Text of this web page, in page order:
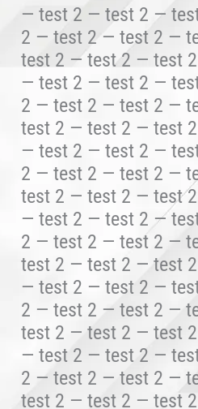
— test 2 — test 2 —
2 — test 2 — test 2 —
test 2 — test 2 — test
— test 2 — test 2 —
2 — test 2 — test 2 —
test 2 — test 2 — test
— test 2 — test 2 —
2 — test 2 — test 2 —
test 2 — test 2 — test
— test 2 — test 2 —
2 — test 2 — test 2 —
test 2 — test 2 — test
— test 2 — test 2 —
2 — test 2 — test 2 —
test 2 — test 2 — test
— test 2 — test 2 —
2 — test 2 — test 2 —
test 2 — test 2 — test